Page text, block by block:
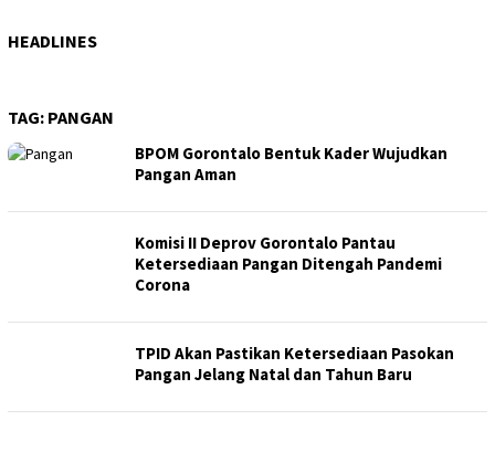
HEADLINES
TAG: PANGAN
BPOM Gorontalo Bentuk Kader Wujudkan
Pangan Aman
Komisi II Deprov Gorontalo Pantau
Ketersediaan Pangan Ditengah Pandemi
Corona
TPID Akan Pastikan Ketersediaan Pasokan
Pangan Jelang Natal dan Tahun Baru